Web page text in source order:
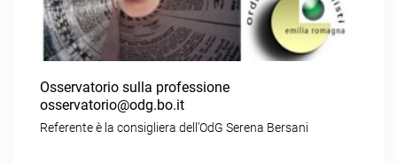
Osservatorio sulla professione
osservatorio@odg.bo.it
Referente è la consigliera dell’OdG Serena Bersani